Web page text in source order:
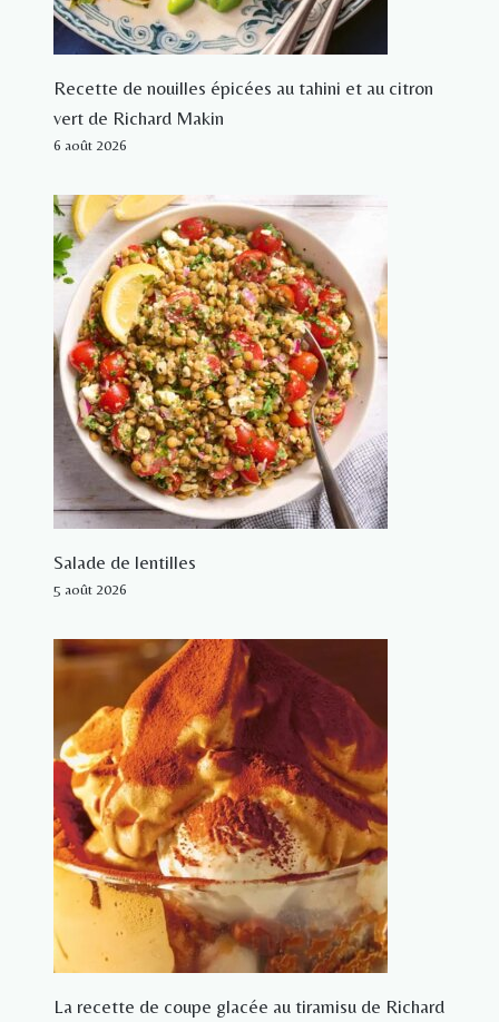
Recette de nouilles épicées au tahini et au citron
vert de Richard Makin
6 août 2026
Salade de lentilles
5 août 2026
La recette de coupe glacée au tiramisu de Richard